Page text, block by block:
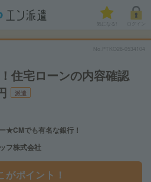
気になる!
No.PTKO26-0534104
住宅ローンの内容確認
派遣
★CMでも有名な銀行！
フ株式会社
がポイント！